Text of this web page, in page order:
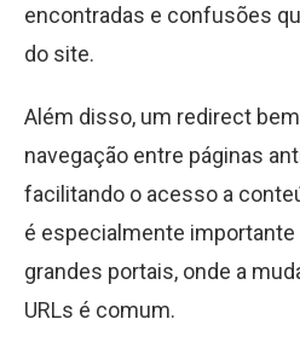
encontradas e confusões
do site.
Além disso, um redirect
navegação entre páginas
facilitando o acesso a
é especialmente
grandes portais, onde a
URLs é comum.